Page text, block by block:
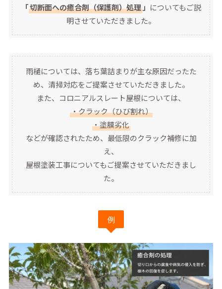
「切断面への癒合剤（保護剤）処理」 についてもご説
明させていただきました。
雨樋については、落ち葉詰まりが主な原因だったた
め、清掃対応をご提案させていただきました。
また、コロニアルスレート屋根については、
・クラック（ひび割れ）
・塗膜劣化
などが確認されたため、最低限のクラック補修に加
え、
屋根塗装工事についてもご提案させていただきまし
た。
例